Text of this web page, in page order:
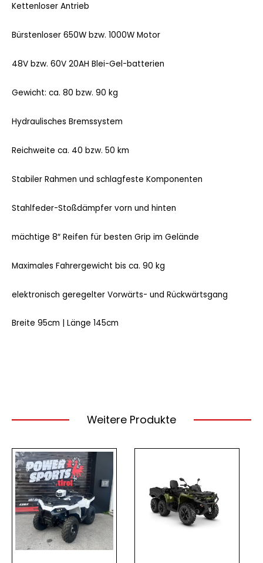
Kettenloser Antrieb
Bürstenloser 650W bzw. 1000W Motor
48V bzw. 60V 20AH Blei-Gel-batterien
Gewicht: ca. 80 bzw. 90 kg
Hydraulisches Bremssystem
Reichweite ca. 40 bzw. 50 km
Stabiler Rahmen und schlagfeste Komponenten
Stahlfeder-Stoßdämpfer vorn und hinten
mächtige 8″ Reifen für besten Grip im Gelände
Maximales Fahrergewicht bis ca. 90 kg
elektronisch geregelter Vorwärts- und Rückwärtsgang
Breite 95cm | Länge 145cm
Weitere Produkte
Ursprünglicher
Preis
war:
€ 11.890,00
Aktueller
Preis
ist:
€ 10.490,00.